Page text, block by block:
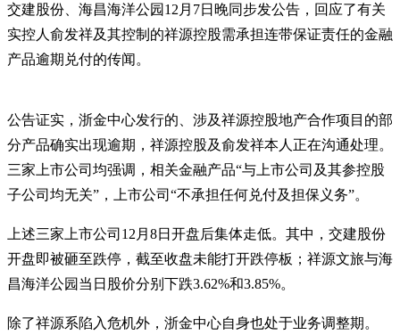
交建股份、海昌海洋公园12月7日晚同步发公告，回应了有关
实控人俞发祥及其控制的祥源控股需承担连带保证责任的金融
产品逾期兑付的传闻。
公告证实，浙金中心发行的、涉及祥源控股地产合作项目的部
分产品确实出现逾期，祥源控股及俞发祥本人正在沟通处理。
三家上市公司均强调，相关金融产品“与上市公司及其参控股
子公司均无关”，上市公司“不承担任何兑付及担保义务”。
上述三家上市公司12月8日开盘后集体走低。其中，交建股份
开盘即被砸至跌停，截至收盘未能打开跌停板；祥源文旅与海
昌海洋公园当日股价分别下跌3.62%和3.85%。
除了祥源系陷入危机外，浙金中心自身也处于业务调整期。